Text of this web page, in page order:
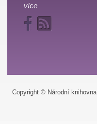
více
Copyright © Národní